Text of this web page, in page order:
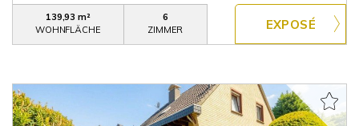
139,93 m²
WOHNFLÄCHE
6
ZIMMER